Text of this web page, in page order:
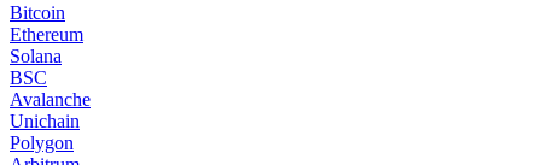
Bitcoin
Ethereum
Solana
BSC
Avalanche
Unichain
Polygon